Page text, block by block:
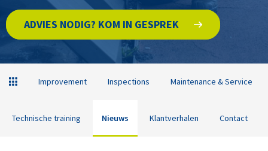
ADVIES NODIG? KOM IN GESPREK
Improvement Inspections Maintenance & Service
Technische training Nieuws Klantverhalen Contact